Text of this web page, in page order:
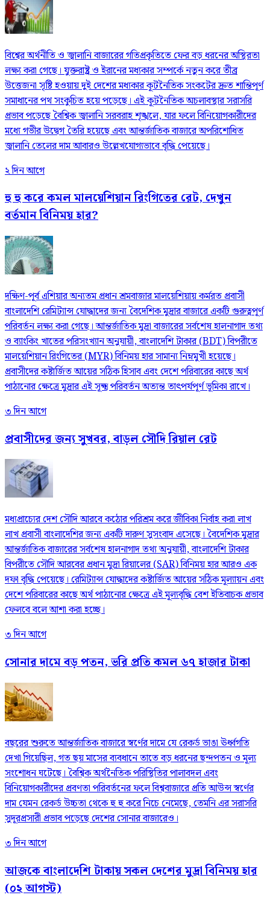
বিশ্বের অর্থনীতি ও জ্বালানি বাজারের গতিপ্রকৃতিতে ফের বড় ধরনের অস্থিরতা
লক্ষ্য করা গেছে। যুক্তরাষ্ট্র ও ইরানের মধ্যকার সম্পর্কে নতুন করে তীব্র
উত্তেজনা সৃষ্টি হওয়ায় দুই দেশের মধ্যকার কূটনৈতিক সংকটের দ্রুত শান্তিপূর্ণ
সমাধানের পথ সংকুচিত হয়ে পড়েছে। এই কূটনৈতিক অচলাবস্থার সরাসরি
প্রভাব পড়েছে বৈশ্বিক জ্বালানি সরবরাহ শৃঙ্খলে, যার ফলে বিনিয়োগকারীদের
মধ্যে গভীর উদ্বেগ তৈরি হয়েছে এবং আন্তর্জাতিক বাজারে অপরিশোধিত
জ্বালানি তেলের দাম আবারও উল্লেখযোগ্যভাবে বৃদ্ধি পেয়েছে।
২ দিন আগে
হু হু করে কমল মালয়েশিয়ান রিংগিতের রেট, দেখুন
বর্তমান বিনিময় হার?
দক্ষিণ-পূর্ব এশিয়ার অন্যতম প্রধান শ্রমবাজার মালয়েশিয়ায় কর্মরত প্রবাসী
বাংলাদেশি রেমিট্যান্স যোদ্ধাদের জন্য বৈদেশিক মুদ্রার বাজারে একটি গুরুত্বপূর্ণ
পরিবর্তন লক্ষ্য করা গেছে। আন্তর্জাতিক মুদ্রা বাজারের সর্বশেষ হালনাগাদ তথ্য
ও ব্যাংকিং খাতের পরিসংখ্যান অনুযায়ী, বাংলাদেশি টাকার (BDT) বিপরীতে
মালয়েশিয়ান রিংগিতের (MYR) বিনিময় হার সামান্য নিম্নমুখী হয়েছে।
প্রবাসীদের কষ্টার্জিত আয়ের সঠিক হিসাব এবং দেশে পরিবারের কাছে অর্থ
পাঠানোর ক্ষেত্রে মুদ্রার এই সূক্ষ্ম পরিবর্তন অত্যন্ত তাৎপর্যপূর্ণ ভূমিকা রাখে।
৩ দিন আগে
প্রবাসীদের জন্য সুখবর, বাড়ল সৌদি রিয়াল রেট
মধ্যপ্রাচ্যের দেশ সৌদি আরবে কঠোর পরিশ্রম করে জীবিকা নির্বাহ করা লাখ
লাখ প্রবাসী বাংলাদেশির জন্য একটি দারুণ সুসংবাদ এসেছে। বৈদেশিক মুদ্রার
আন্তর্জাতিক বাজারের সর্বশেষ হালনাগাদ তথ্য অনুযায়ী, বাংলাদেশি টাকার
বিপরীতে সৌদি আরবের প্রধান মুদ্রা রিয়ালের (SAR) বিনিময় হার আরও এক
দফা বৃদ্ধি পেয়েছে। রেমিট্যান্স যোদ্ধাদের কষ্টার্জিত আয়ের সঠিক মূল্যায়ন এবং
দেশে পরিবারের কাছে অর্থ পাঠানোর ক্ষেত্রে এই মূল্যবৃদ্ধি বেশ ইতিবাচক প্রভাব
ফেলবে বলে আশা করা হচ্ছে।
৩ দিন আগে
সোনার দামে বড় পতন, ভরি প্রতি কমল ৬৭ হাজার টাকা
বছরের শুরুতে আন্তর্জাতিক বাজারে স্বর্ণের দামে যে রেকর্ড ভাঙা ঊর্ধ্বগতি
দেখা গিয়েছিল, গত ছয় মাসের ব্যবধানে তাতে বড় ধরনের ছন্দপতন ও মূল্য
সংশোধন ঘটেছে। বৈশ্বিক অর্থনৈতিক পরিস্থিতির পালাবদল এবং
বিনিয়োগকারীদের প্রবণতা পরিবর্তনের ফলে বিশ্ববাজারে প্রতি আউন্স স্বর্ণের
দাম যেমন রেকর্ড উচ্চতা থেকে হু হু করে নিচে নেমেছে, তেমনি এর সরাসরি
সুদূরপ্রসারী প্রভাব পড়েছে দেশের সোনার বাজারেও।
৩ দিন আগে
আজকে বাংলাদেশি টাকায় সকল দেশের মুদ্রা বিনিময় হার
(০২ আগস্ট)